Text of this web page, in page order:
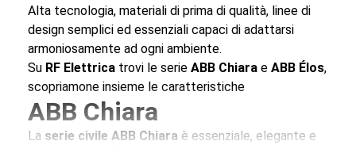
Alta tecnologia, materiali di prima di qualità, linee di
design semplici ed essenziali capaci di adattarsi
armoniosamente ad ogni ambiente.
Su RF Elettrica trovi le serie ABB Chiara e ABB Élos,
scopriamone insieme le caratteristiche
ABB Chiara
La serie civile ABB Chiara è essenziale, elegante e